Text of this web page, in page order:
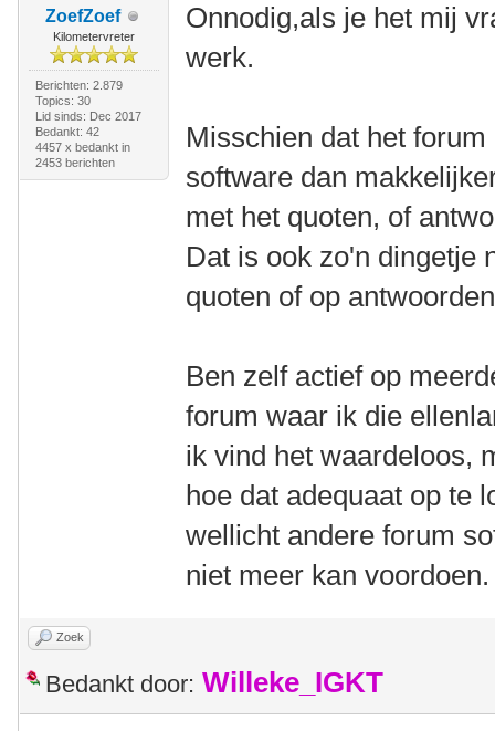
ZoefZoef
Kilometervreter
Berichten: 2.879
Topics: 30
Lid sinds: Dec 2017
Bedankt: 42
4457 x bedankt in
2453 berichten
Onnodig,als je het mij
werk.
Misschien dat het
software dan
met het quoten, of
Dat is ook zo'n dingetje
quoten of op
Ben zelf actief op
forum waar ik die
ik vind het waardeloos,
hoe dat adequaat op te
wellicht andere forum
niet meer kan voordoen.
Zoek
Bedankt door: Willeke_IGKT